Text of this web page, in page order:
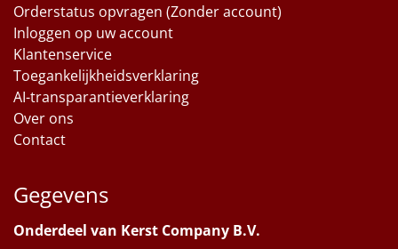
Per stuk
Alle overige
Orderstatus opvragen (Zonder account)
Inloggen op uw account
Klantenservice
Toegankelijkheidsverklaring
AI-transparantieverklaring
Over ons
Contact
Gegevens
Onderdeel van Kerst Company B.V.